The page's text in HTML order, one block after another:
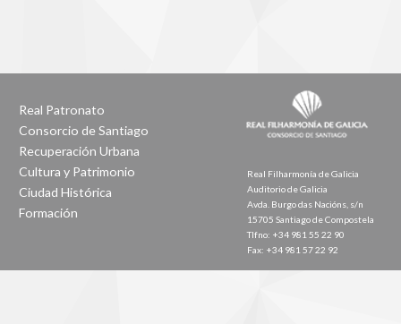
Real Patronato
Consorcio de Santiago
Recuperación Urbana
Cultura y Patrimonio
Ciudad Histórica
Formación
Real Filharmonía de Galicia
Auditorio de Galicia
Avda. Burgo das Nacións, s/n
15705 Santiago de Compostela
Tlfno: +34 981 55 22 90
Fax: +34 981 57 22 92